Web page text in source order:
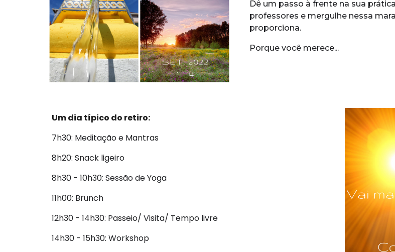
Dê um passo à frente na sua
professores e mergulhe nessa
proporciona.
Porque você merece...
Um dia típico do retiro:
7h30: Meditação e Mantras
8h20: Snack ligeiro
8h30 - 10h30: Sessão de Yoga
11h00: Brunch
12h30 - 14h30: Passeio/ Visita/ Tempo livre
14h30 - 15h30: Workshop